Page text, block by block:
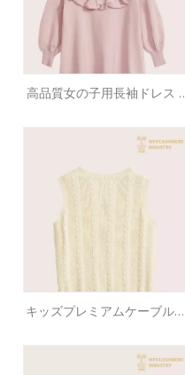
高品質女の子用長袖ドレス |
OEMメーカー
キッズプレミアムケーブルニ
|高級子供服OEMメーカー